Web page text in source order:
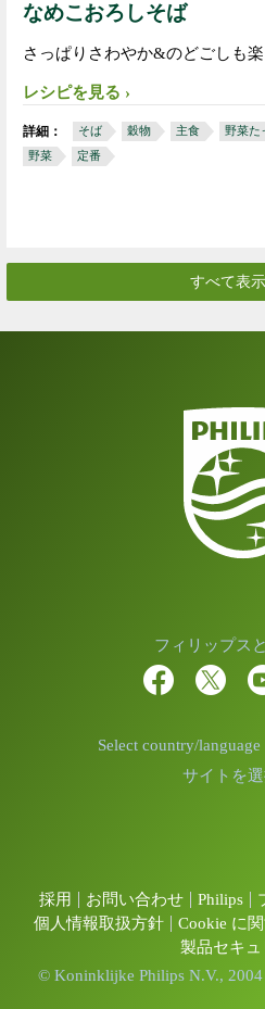
なめこおろしそば
さっぱりさわやか&のどごしも
レシピを見る
詳細： そば 穀物 主食 野菜た
野菜
定番
すべて表
フィリップス
Select country/language
サイトを
採用 お問い合わせ Philips
個人情報取扱方針
Cookie に
製品セキュ
© Koninklijke Philips N.V., 2004